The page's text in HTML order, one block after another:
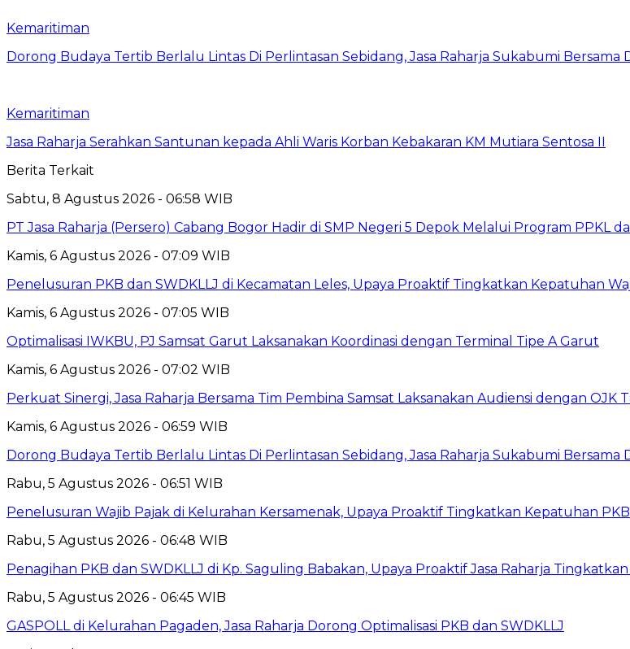
Kemaritiman
Dorong Budaya Tertib Berlalu Lintas Di Perlintasan Sebidang, Jasa Raharja Sukabumi Bersama
Kemaritiman
Jasa Raharja Serahkan Santunan kepada Ahli Waris Korban Kebakaran KM Mutiara Sentosa II
Berita Terkait
Sabtu, 8 Agustus 2026 - 06:58 WIB
PT Jasa Raharja (Persero) Cabang Bogor Hadir di SMP Negeri 5 Depok Melalui Program PPKL
Kamis, 6 Agustus 2026 - 07:09 WIB
Penelusuran PKB dan SWDKLLJ di Kecamatan Leles, Upaya Proaktif Tingkatkan Kepatuhan
Kamis, 6 Agustus 2026 - 07:05 WIB
Optimalisasi IWKBU, PJ Samsat Garut Laksanakan Koordinasi dengan Terminal Tipe A Garut
Kamis, 6 Agustus 2026 - 07:02 WIB
Perkuat Sinergi, Jasa Raharja Bersama Tim Pembina Samsat Laksanakan Audiensi dengan OJK
Kamis, 6 Agustus 2026 - 06:59 WIB
Dorong Budaya Tertib Berlalu Lintas Di Perlintasan Sebidang, Jasa Raharja Sukabumi Bersama
Rabu, 5 Agustus 2026 - 06:51 WIB
Penelusuran Wajib Pajak di Kelurahan Kersamenak, Upaya Proaktif Tingkatkan Kepatuhan PKB
Rabu, 5 Agustus 2026 - 06:48 WIB
Penagihan PKB dan SWDKLLJ di Kp. Saguling Babakan, Upaya Proaktif Jasa Raharja
Rabu, 5 Agustus 2026 - 06:45 WIB
GASPOLL di Kelurahan Pagaden, Jasa Raharja Dorong Optimalisasi PKB dan SWDKLLJ